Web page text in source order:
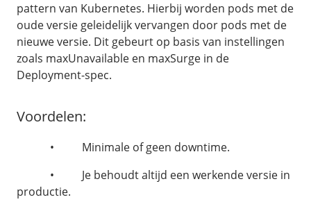
Self-hosted AI apps
ManagedVPS
pattern van Kubernetes. Hierbij worden pods met de
oude versie geleidelijk vervangen door pods met de
nieuwe versie. Dit gebeurt op basis van instellingen
zoals maxUnavailable en maxSurge in de
Deployment-spec.
Voordelen:
• Minimale of geen downtime.
• Je behoudt altijd een werkende versie in
productie.